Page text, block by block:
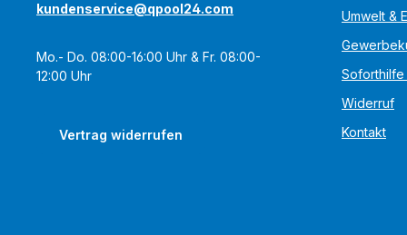
kundenservice@qpool24.com
Mo.- Do. 08:00-16:00 Uhr & Fr. 08:00-
12:00 Uhr
Vertrag widerrufen
Umwelt &
Soforthilfe
Widerruf
Kontakt